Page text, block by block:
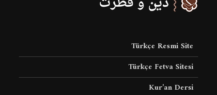
Türkçe Resmi Site
Türkçe Fetva Sitesi
Kur’an Dersi